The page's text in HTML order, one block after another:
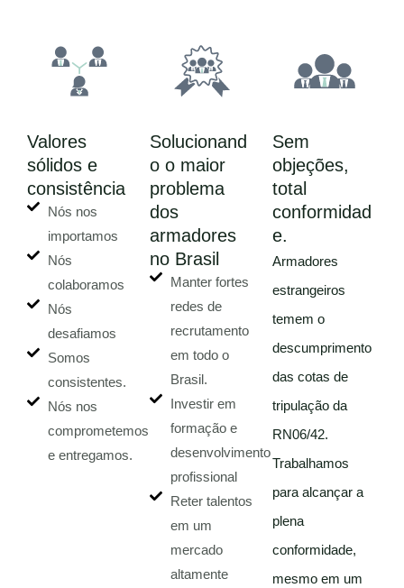
Valores
sólidos e
consistência
Nós nos
importamos
Nós
colaboramos
Nós
desafiamos
Somos
consistentes.
Nós nos
comprometemos
e entregamos.
Solucionand
o o maior
problema
dos
armadores
no Brasil
Manter fortes
redes de
recrutamento
em todo o
Brasil.
Investir em
formação e
desenvolvimento
profissional
Reter talentos
em um
mercado
altamente
Sem
objeções,
total
conformidad
e.
Armadores
estrangeiros
temem o
descumprimento
das cotas de
tripulação da
RN06/42.
Trabalhamos
para alcançar a
plena
conformidade,
mesmo em um